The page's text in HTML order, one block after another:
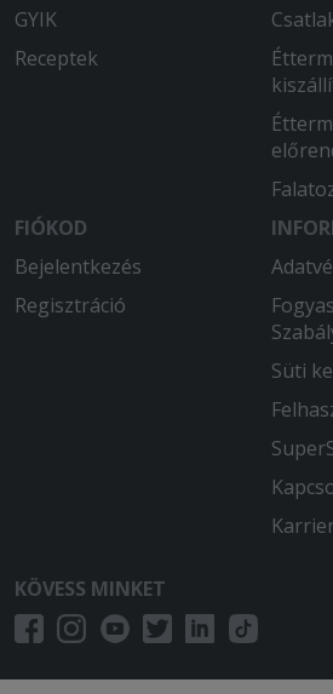
A MacCheese nem volt a
Nagyon sós volt és
rajta a sajt ( pedig 3x
Isteni finom volt és kellő
GYIK
Receptek
FIÓKOD
Bejelentkezés
Regisztráció
Süti
KÖVESS MINKET